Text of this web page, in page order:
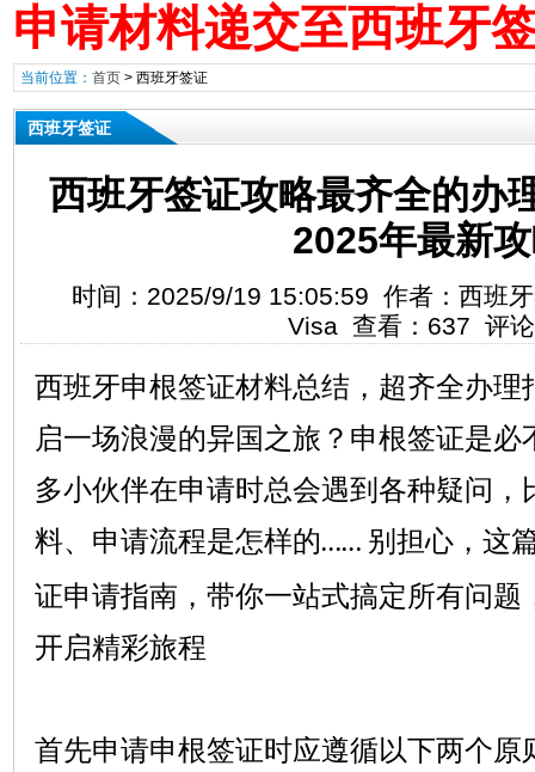
申请材料递交至西班牙
当前位置： 首页> 西班牙签证
西班牙签证
西班牙签证攻略最齐全的办
2025年最新
时间：2025/9/19 15:05:59 作者：西班
Visa 查看：637 评
西班牙申根签证材料总结，超齐全办理
启一场浪漫的异国之旅？申根签证是
多小伙伴在申请时总会遇到各种疑问，
料、申请流程是怎样的…… 别担心，这
证申请指南，带你一站式搞定所有问题
开启精彩旅程
首先申请申根签证时应遵循以下两个原